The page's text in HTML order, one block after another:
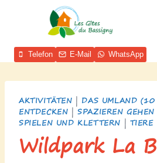
Telefon E-Mail WhatsApp
AKTIVITÄTEN | DAS UMLAND
ENTDECKEN |SPAZIEREN
SPIELEN UND KLETTERN | TIERE
Wildpark La